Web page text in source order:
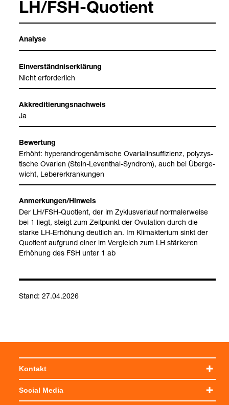
LH/FSH-​Quo­ti­ent
Ana­lyse
Ein­ver­ständ­nis­er­klä­rung
Nicht erfor­der­lich
Akkre­di­tie­rungs­nach­weis
Ja
Bewer­tung
Erhöht: hype­r­an­dro­gen­ämi­sche Ova­ri­al­in­suf­fi­zi­enz, poly­zys­
ti­sche Ova­rien (Stein-​Leven­thal-​Syn­drom), auch bei Über­ge­
wicht, Leber­er­kran­kun­gen
Anmer­kun­gen/Hin­weis
Der LH/FSH-​Quo­ti­ent, der im Zyklus­ver­lauf nor­ma­ler­weise
bei 1 liegt, steigt zum Zeit­punkt der Ovu­la­tion durch die
starke LH-​Erhö­hung deut­lich an. Im Kli­mak­te­rium sinkt der
Quo­ti­ent auf­grund einer im Ver­gleich zum LH stär­ke­ren
Erhö­hung des FSH unter 1 ab
Stand: 27.04.2026
Kontakt
Social Media